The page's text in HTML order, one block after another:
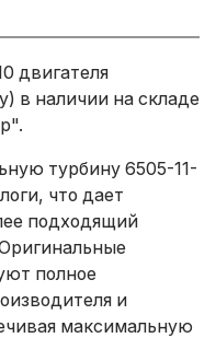
двигателя
в наличии на складе
турбину 6505-11-
что дает
подходящий
полное
и
максимальную